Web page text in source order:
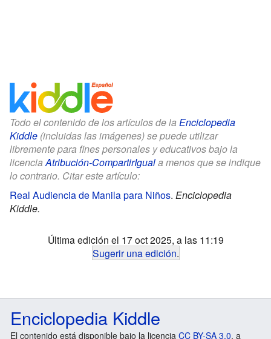
Todo el contenido de los artículos de la Enciclopedia
Kiddle (incluidas las imágenes) se puede utilizar
libremente para fines personales y educativos bajo la
licenciaAtribución-CompartirIguala menos que se indique
lo contrario. Citar este artículo:
Real Audiencia de Manila para Niños. Enciclopedia
Kiddle.
Última edición el 17 oct 2025, a las 11:19
Sugerir una edición.
Enciclopedia Kiddle
El contenido está disponible bajo la licencia CC BY-SA 3.0, a